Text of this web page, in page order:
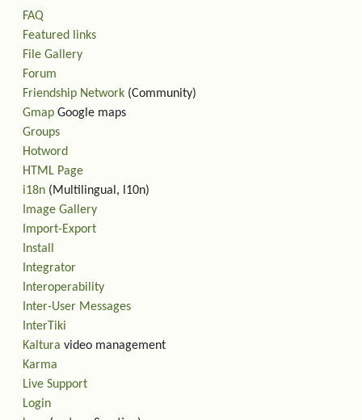
FAQ
Featured links
File Gallery
Forum
Friendship Network (Community)
Gmap Google maps
Groups
Hotword
HTML Page
i18n (Multilingual, l10n)
Image Gallery
Import-Export
Install
Integrator
Interoperability
Inter-User Messages
InterTiki
Kaltura video management
Karma
Live Support
Login